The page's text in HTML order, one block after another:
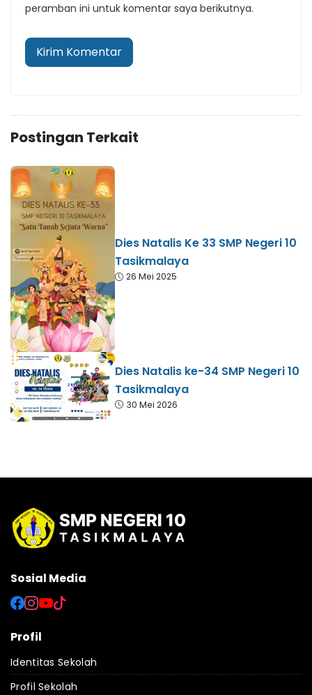
peramban ini untuk komentar saya berikutnya.
Postingan Terkait
Dies Natalis Ke 33 SMP Negeri 10
Tasikmalaya
26 Mei 2025
Dies Natalis ke-34 SMP Negeri 10
Tasikmalaya
30 Mei 2026
Sosial Media
Profil
Identitas Sekolah
Profil Sekolah